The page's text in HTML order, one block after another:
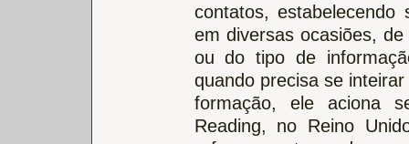
contatos,
em diversas ocasiões,
ou do tipo de
quando precisa se
formação, ele aciona
Reading, no Reino